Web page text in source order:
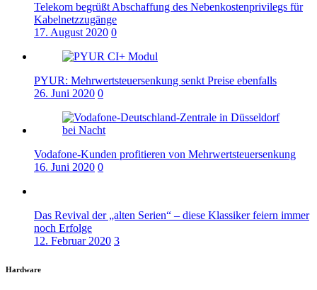
Telekom begrüßt Abschaffung des Nebenkostenprivilegs für
Kabelnetzzugänge
17. August 2020 0
PYUR: Mehrwertsteuersenkung senkt Preise ebenfalls
26. Juni 2020 0
Vodafone-Kunden profitieren von Mehrwertsteuersenkung
16. Juni 2020 0
Das Revival der „alten Serien“ – diese Klassiker feiern immer
noch Erfolge
12. Februar 2020 3
Hardware